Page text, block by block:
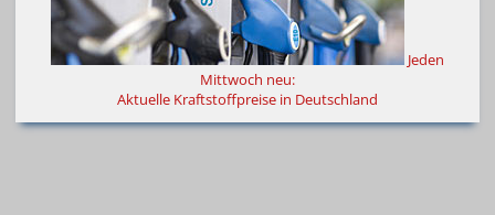
Jeden
Mittwoch neu:
Aktuelle Kraftstoffpreise in Deutschland